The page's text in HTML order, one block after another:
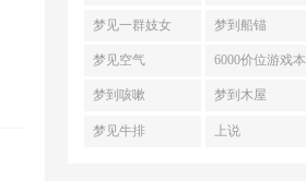
梦见一群妓女 梦到船锚
梦见空气 6000价位游戏本
梦到咳嗽 梦到木屋
梦见牛排 上说